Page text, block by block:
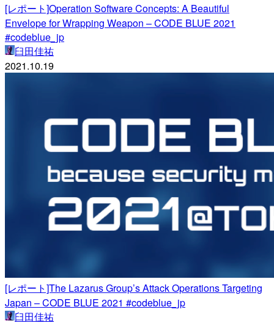
[レポート]Operation Software Concepts: A Beautiful
Envelope for Wrapping Weapon – CODE BLUE 2021
#codeblue_jp
臼田佳祐
2021.10.19
[レポート]The Lazarus Group’s Attack Operations Targeting
Japan – CODE BLUE 2021 #codeblue_jp
臼田佳祐